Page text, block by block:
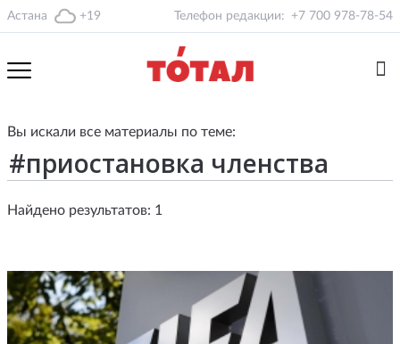
Астана +19 Телефон редакции: +7 700 978-78-54
Вы искали все материалы по теме:
Найдено результатов: 1